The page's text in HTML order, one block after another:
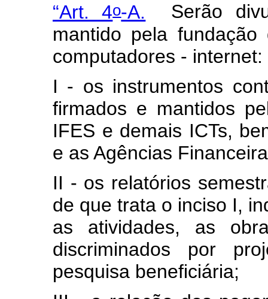
“Art. 4o-A.
Serão
mantido pela
computadores - internet:
I - os instrumentos
firmados e mantidos
IFES e demais ICTs,
e as Agências
II - os relatórios
de que trata o inciso I,
as atividades, as
discriminados por
pesquisa beneficiária;